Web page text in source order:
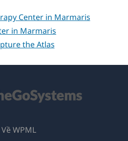
in Marmaris
Về WPML